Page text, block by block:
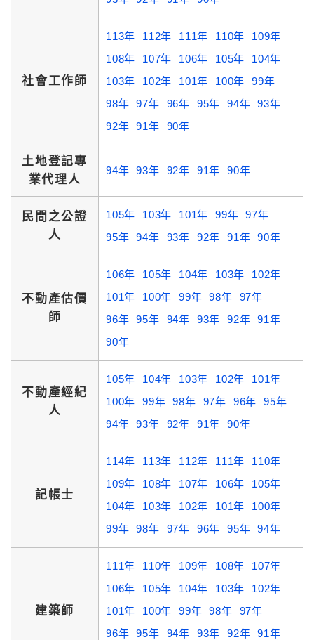
社會工作師
113年 112年 111年 110年
109年
108年
107年 106年 105年
104年
103年
102年 101年 100年
99年
98年
97年 96年 95年 94年
93年
92年
91年 90年
土地登記專
業代理人
94年 93年 92年 91年 90年
民間之公證
人
105年 103年 101年 99年
97年
95年
94年 93年 92年 91年 90年
不動產估價
師
106年 105年 104年 103年
102年
101年
100年 99年 98年
97年
96年
95年 94年 93年 92年
91年
90年
不動產經紀
人
105年 104年 103年 102年
101年
100年
99年 98年 97年 96年
95年
94年
93年 92年 91年 90年
記帳士
114年 113年 112年 111年
110年
109年
108年 107年 106年
105年
104年
103年 102年 101年
100年
99年
98年 97年 96年 95年 94年
建築師
111年 110年 109年 108年
107年
106年
105年 104年 103年
102年
101年
100年 99年 98年
97年
96年
95年 94年 93年 92年
91年